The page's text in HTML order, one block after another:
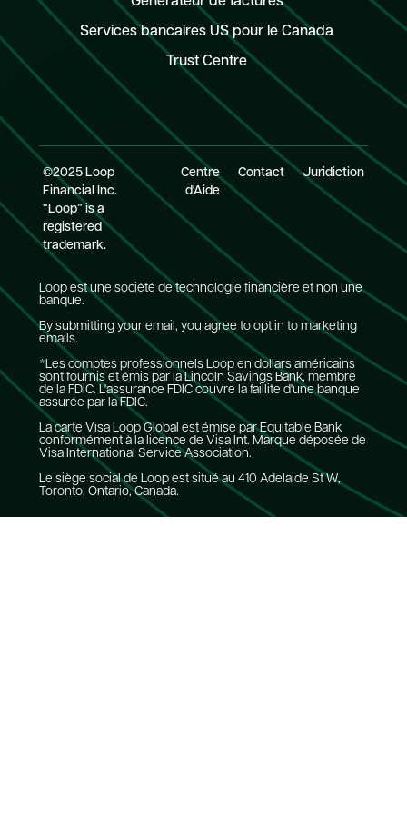
Services bancaires US pour le Canada
Trust Centre
©2025 Loop
Financial Inc.
“Loop” is a
registered
trademark.
Centre
d'Aide
Contact Juridiction
Loop est une société de technologie financière et non une
banque.
By submitting your email, you agree to opt in to marketing
emails.
*Les comptes professionnels Loop en dollars américains
sont fournis et émis par la Lincoln Savings Bank, membre
de la FDIC. L'assurance FDIC couvre la faillite d'une banque
assurée par la FDIC.
La carte Visa Loop Global est émise par Equitable Bank
conformément à la licence de Visa Int. Marque déposée de
Visa International Service Association.
Le siège social de Loop est situé au 410 Adelaide St W,
Toronto, Ontario, Canada.